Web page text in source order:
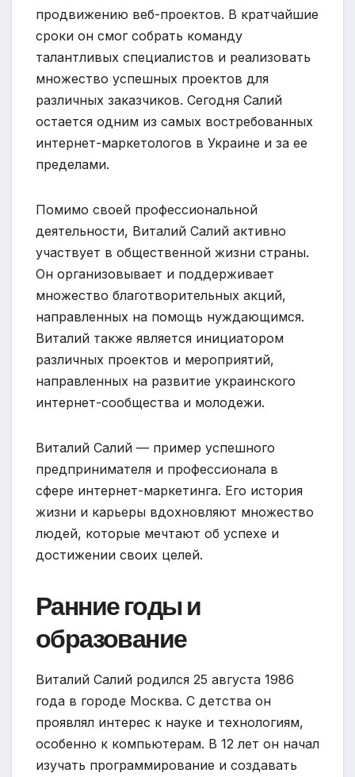
продвижению веб-проектов. В кратчайшие
сроки он смог собрать команду
талантливых специалистов и реализовать
множество успешных проектов для
различных заказчиков. Сегодня Салий
остается одним из самых востребованных
интернет-маркетологов в Украине и за ее
пределами.
Помимо своей профессиональной
деятельности, Виталий Салий активно
участвует в общественной жизни страны.
Он организовывает и поддерживает
множество благотворительных акций,
направленных на помощь нуждающимся.
Виталий также является инициатором
различных проектов и мероприятий,
направленных на развитие украинского
интернет-сообщества и молодежи.
Виталий Салий — пример успешного
предпринимателя и профессионала в
сфере интернет-маркетинга. Его история
жизни и карьеры вдохновляют множество
людей, которые мечтают об успехе и
достижении своих целей.
Ранние годы и
образование
Виталий Салий родился 25 августа 1986
года в городе Москва. С детства он
проявлял интерес к науке и технологиям,
особенно к компьютерам. В 12 лет он начал
изучать программирование и создавать